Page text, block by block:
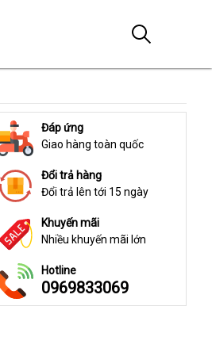
Đáp ứng
Giao hàng toàn quốc
Đổi trả hàng
Đổi trả lên tới 15 ngày
Khuyến mãi
Nhiều khuyến mãi lớn
Hotline
0969833069